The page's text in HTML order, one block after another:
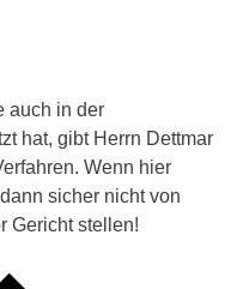
auch in der
hat, gibt Herrn Dettmar
Wenn hier
sicher nicht von
Gericht stellen!